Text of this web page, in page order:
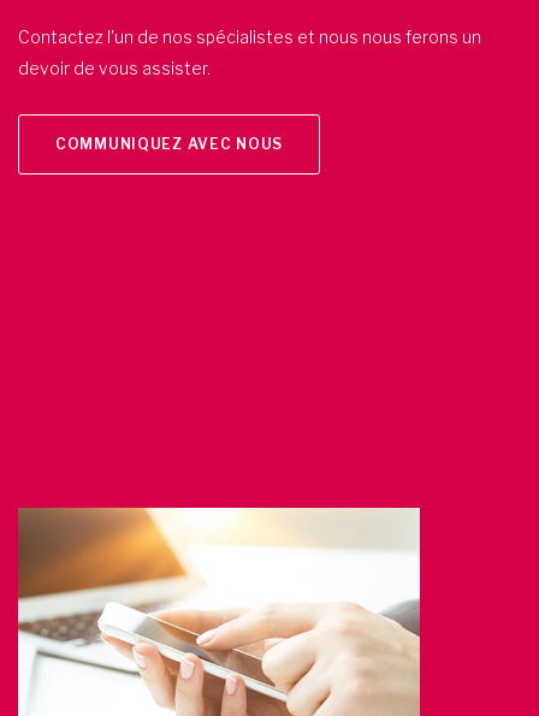
Contactez l'un de nos spécialistes et nous nous ferons un
devoir de vous assister.
COMMUNIQUEZ AVEC NOUS